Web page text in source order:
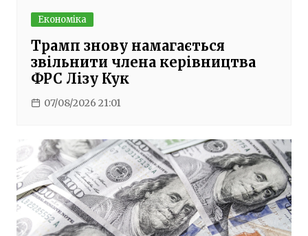
Економіка
Трамп знову намагається
звільнити члена керівництва
ФРС Лізу Кук
07/08/2026 21:01